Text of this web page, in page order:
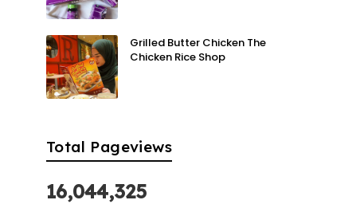
Grilled Butter Chicken The
Chicken Rice Shop
Total Pageviews
16,044,325